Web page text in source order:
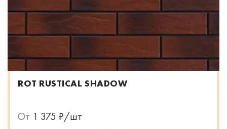
ROT RUSTICAL SHADOW
От 1 375 ₽/шт